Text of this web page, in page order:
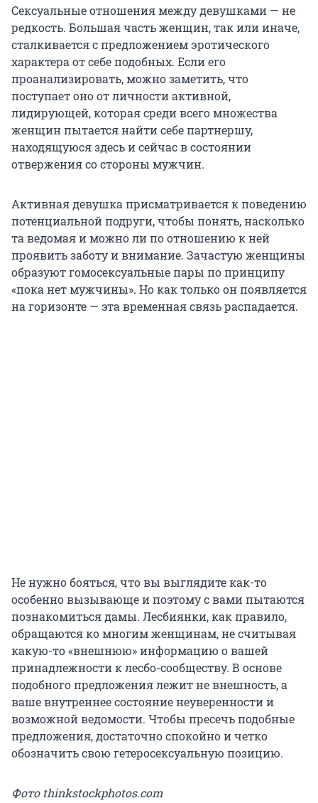
Сексуальные отношения между девушками — не
редкость. Большая часть женщин, так или иначе,
сталкивается с предложением эротического
характера от себе подобных. Если его
проанализировать, можно заметить, что
поступает оно от личности активной,
лидирующей, которая среди всего множества
женщин пытается найти себе партнершу,
находящуюся здесь и сейчас в состоянии
отвержения со стороны мужчин.
Активная девушка присматривается к поведению
потенциальной подруги, чтобы понять, насколько
та ведомая и можно ли по отношению к ней
проявить заботу и внимание. Зачастую женщины
образуют гомосексуальные пары по принципу
«пока нет мужчины». Но как только он появляется
на горизонте — эта временная связь распадается.
Не нужно бояться, что вы выглядите как-то
особенно вызывающе и поэтому с вами пытаются
познакомиться дамы. Лесбиянки, как правило,
обращаются ко многим женщинам, не считывая
какую-то «внешнюю» информацию о вашей
принадлежности к лесбо-сообществу. В основе
подобного предложения лежит не внешность, а
ваше внутреннее состояние неуверенности и
возможной ведомости. Чтобы пресечь подобные
предложения, достаточно спокойно и четко
обозначить свою гетеросексуальную позицию.
Фото thinkstockphotos.com